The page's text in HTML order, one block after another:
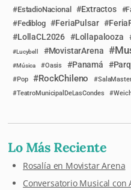
EstadioNacional Extractos
Fediblog FeriaPulsar
LollaCL2026
Lollapalooza
Lucybell
MovistarArena
Música Oasis Panamá
Pop
RockChileno
TeatroMunicipalDeLasCondes
Lo Más Reciente
Rosalía en Movistar Arena
Conversatorio Musical con